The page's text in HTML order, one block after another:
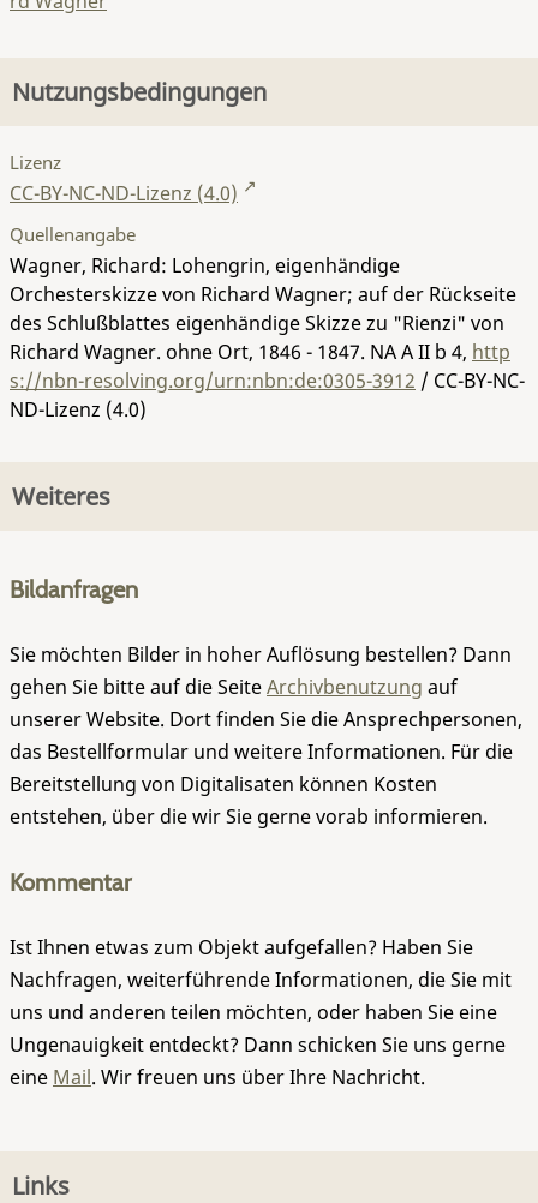
Nutzungsbedingungen
Lizenz
CC-BY-NC-ND-Lizenz (4.0)
Quellenangabe
Wagner, Richard: Lohengrin, eigenhändige
Orchesterskizze von Richard Wagner; auf der Rückseite
des Schlußblattes eigenhändige Skizze zu "Rienzi" von
Richard Wagner. ohne Ort, 1846 - 1847. NA A II b 4, http
s://nbn-resolving.org/urn:nbn:de:0305-3912 / CC-BY-NC-
ND-Lizenz (4.0)
Weiteres
Bildanfragen
Sie möchten Bilder in hoher Auflösung bestellen? Dann
gehen Sie bitte auf die SeiteArchivbenutzung auf
unserer Website. Dort finden Sie die Ansprechpersonen,
das Bestellformular und weitere Informationen. Für die
Bereitstellung von Digitalisaten können Kosten
entstehen, über die wir Sie gerne vorab informieren.
Kommentar
Ist Ihnen etwas zum Objekt aufgefallen? Haben Sie
Nachfragen, weiterführende Informationen, die Sie mit
uns und anderen teilen möchten, oder haben Sie eine
Ungenauigkeit entdeckt? Dann schicken Sie uns gerne
eine Mail. Wir freuen uns über Ihre Nachricht.
Links